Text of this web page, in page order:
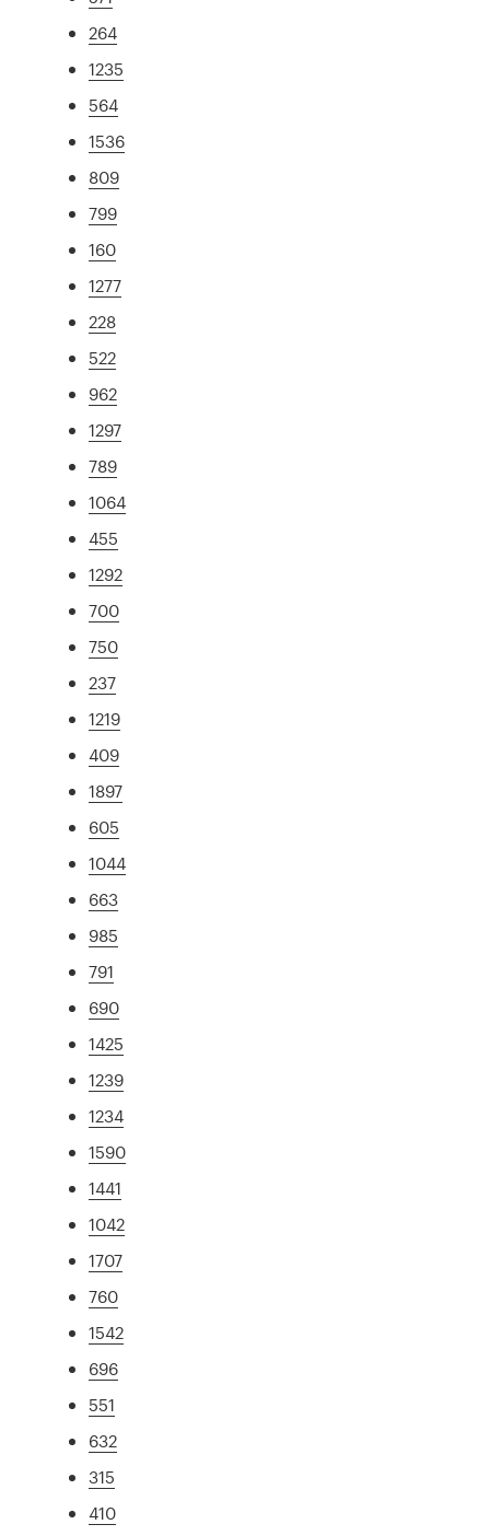
264
1235
564
1536
809
799
160
1277
228
522
962
1297
789
1064
455
1292
700
750
237
1219
409
1897
605
1044
663
985
791
690
1425
1239
1234
1590
1441
1042
1707
760
1542
696
551
632
315
410